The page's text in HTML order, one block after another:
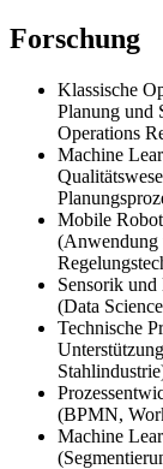
Forschung
Klassische
Planung und
Operations
Machine
Mobile
(Anwendung
Sensorik
(Data
Technische
(BPMN,
Machine